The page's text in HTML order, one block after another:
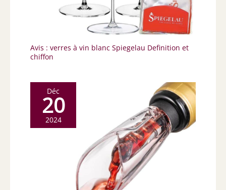
Avis : verres à vin blanc Spiegelau Definition et
chiffon
Déc
20
2024